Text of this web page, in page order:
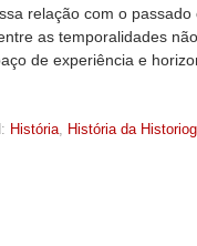
relação com o passado
as temporalidades
de experiência e
História, História da